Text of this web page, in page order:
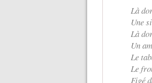
Là
Une
Là
Un
Le
Le
Figé